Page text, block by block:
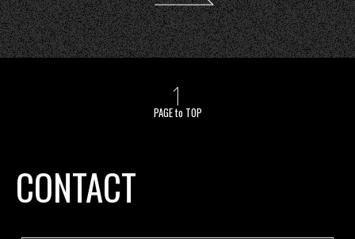
PAGE to TOP
CONTACT